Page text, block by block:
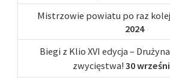
Mistrzowie powiatu po raz
2024
Biegi z Klio XVI edycja –
zwycięstwa! 30